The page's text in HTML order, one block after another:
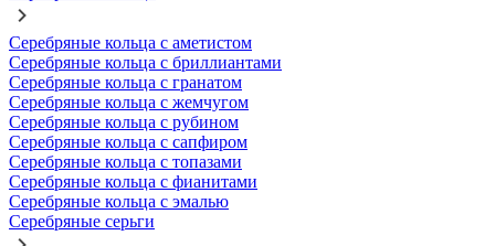
Серебряные кольца с аметистом
Серебряные кольца с бриллиантами
Серебряные кольца с гранатом
Серебряные кольца с жемчугом
Серебряные кольца с рубином
Серебряные кольца с сапфиром
Серебряные кольца с топазами
Серебряные кольца с фианитами
Серебряные кольца с эмалью
Серебряные серьги